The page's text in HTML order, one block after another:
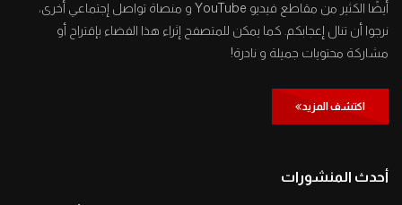
افتح يا سمسم – الحلقة 84
1.4K
0
افتح يا سمسم – الحلقة 85
أيضًا الكثير من مقاطع فيديو YouTube و منصاة تواصل إجتماعي أخرى،
نرجوا أن تنال إعجابكم. كما يمكن للمتصفح إثراء هذا الفضاء بإقتراح أو
مشاركة محتويات جميلة و نادرة!
اكتشف المزيد
أحدث المنشورات